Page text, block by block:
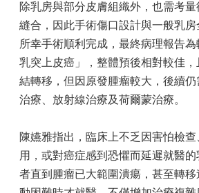
除乳房與部分皮膚組織外，也需考
縫合，因此手術傷口設計與一般乳房
所幸手術順利完成，最終病理報告
乳突上皮癌」，整體預後相對較佳
結轉移，但因原發腫瘤較大，後續
治療、放射線治療及荷爾蒙治療。
陳嬿雅指出，臨床上不乏因害怕檢
用，或對癌症感到恐懼而延遲就醫
者直到腫瘤已大範圍潰瘍，甚至轉